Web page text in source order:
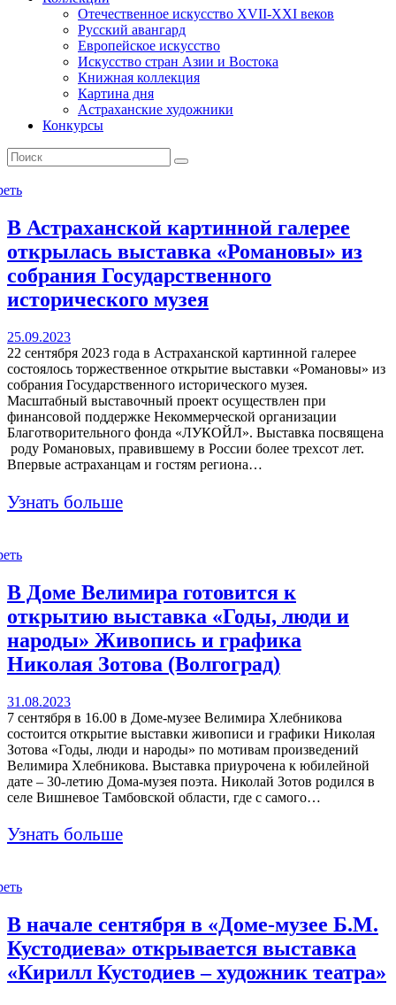
Отечественное искусство XVII-XXI веков
Русский авангард
Европейское искусство
Искусство стран Азии и Востока
Книжная коллекция
Картина дня
Астраханские художники
Конкурсы
В Астраханской картинной галерее
открылась выставка «Романовы» из
собрания Государственного
исторического музея
25.09.2023
22 сентября 2023 года в Астраханской картинной галерее
состоялось торжественное открытие выставки «Романовы» из
собрания Государственного исторического музея.
Масштабный выставочный проект осуществлен при
финансовой поддержке Некоммерческой организации
Благотворительного фонда «ЛУКОЙЛ». Выставка посвящена
роду Романовых, правившему в России более трехсот лет.
Впервые астраханцам и гостям региона…
Узнать больше
В Доме Велимира готовится к
открытию выставка «Годы, люди и
народы» Живопись и графика
Николая Зотова (Волгоград)
31.08.2023
7 сентября в 16.00 в Доме-музее Велимира Хлебникова
состоится открытие выставки живописи и графики Николая
Зотова «Годы, люди и народы» по мотивам произведений
Велимира Хлебникова. Выставка приурочена к юбилейной
дате – 30-летию Дома-музея поэта. Николай Зотов родился в
селе Вишневое Тамбовской области, где с самого…
Узнать больше
В начале сентября в «Доме-музее Б.М.
Кустодиева» открывается выставка
«Кирилл Кустодиев – художник театра»